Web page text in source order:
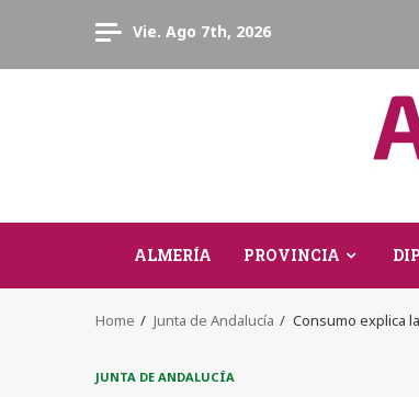
Vie. Ago 7th, 2026
ALMERÍA PROVINCIA
Home Junta de Andalucía Consumo explica
JUNTA DE ANDALUCÍA